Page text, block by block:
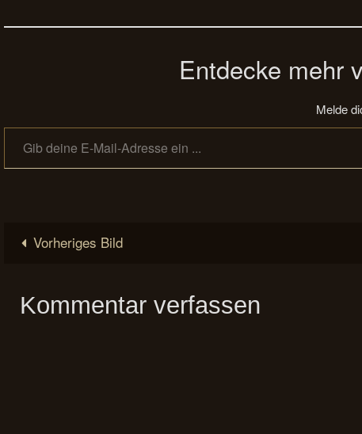
Entdecke mehr
Melde
Gib deine E-Mail-Adresse ein ...
Vorheriges Bild
Kommentar verfassen